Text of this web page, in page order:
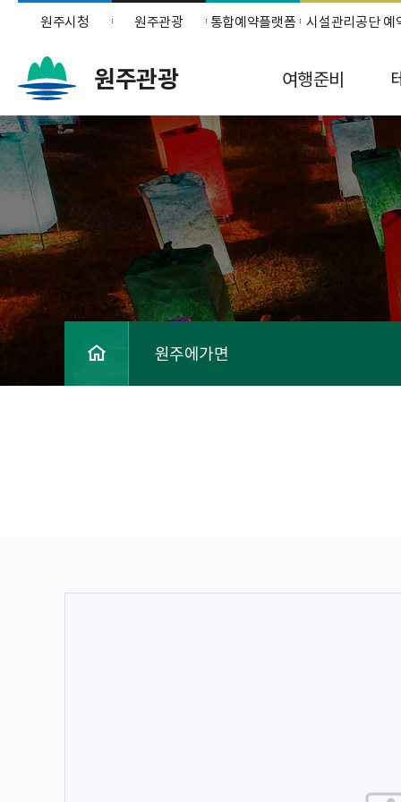
원주시청 원주관광 통합예약플랫폼 시설관리공단 예
원주관광 여행준비
원주에가면